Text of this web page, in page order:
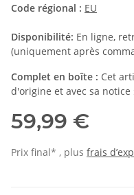
Code régional : EU
Disponibilité: En ligne,
(uniquement après
Complet en boîte : Cet
d'origine et avec sa
59,99 €
Prix final* , plus frais